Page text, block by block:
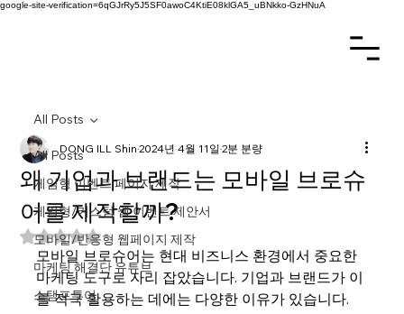
google-site-verification=6qGJrRy5J5SF0awoC4KtiE08klGA5_uBNkko-GzHNuA
All Posts
게임형 이벤트 페이지 제작
게임형/커스텀 웹 이벤트 제안서
모바일/반응형 웹페이지 제작
마케팅 해결단 유튜브
스탬프투어
All Posts
왜 기업과 브랜드는 모바일 브로슈
어를 제작할까?
DONG ILL Shin2024년 4월 11일2분 분량
별점 5점 중 NaN점을 주었습니다.
모바일 브로슈어는 현대 비즈니스 환경에서 중요한
마케팅 도구로 자리 잡았습니다. 기업과 브랜드가 이
를 적극 활용하는 데에는 다양한 이유가 있습니다.